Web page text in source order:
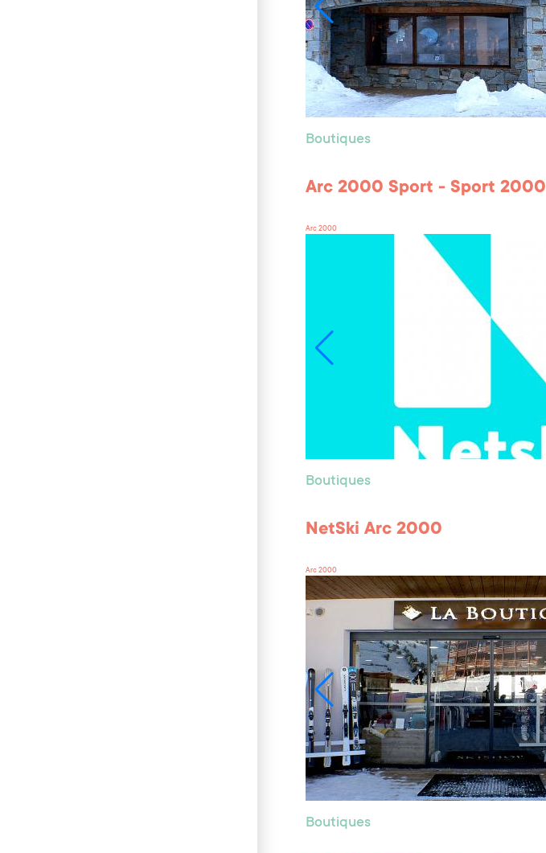
Boutiques
Arc 2000 Sport - Sport 2000
Arc 2000
Boutiques
NetSki Arc 2000
Arc 2000
Boutiques